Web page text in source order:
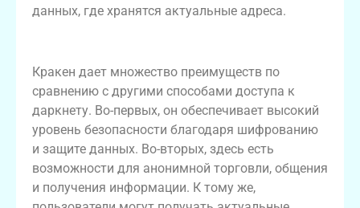
данных, где хранятся актуальные адреса.
Кракен дает множество преимуществ по
сравнению с другими способами доступа к
даркнету. Во-первых, он обеспечивает высокий
уровень безопасности благодаря шифрованию
и защите данных. Во-вторых, здесь есть
возможности для анонимной торговли, общения
и получения информации. К тому же,